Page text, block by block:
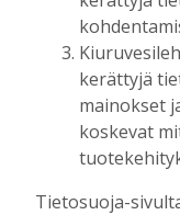
UUSIMMATkerättyjä
mainokset
koskevat
Tietosuoja-